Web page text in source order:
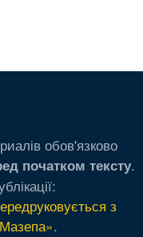
обов'язково
початком тексту.
з
.